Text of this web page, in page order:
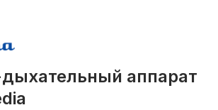
аппарат